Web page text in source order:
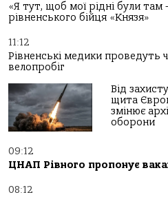
«Я тут, щоб мої рідні були там
рівненського бійця «Князя»
11:12
Рівненські медики проведуть
велопробіг
Від
щита
змінює
оборони
09:12
ЦНАП Рівного пропонує
08:12